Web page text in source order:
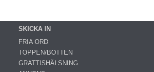
SKICKA IN
FRIA ORD
TOPPEN/BOTTEN
GRATTISHÄLSNING